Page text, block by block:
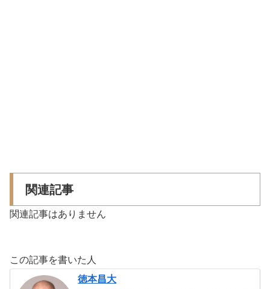
関連記事
関連記事はありません
この記事を書いた人
徳本昌大